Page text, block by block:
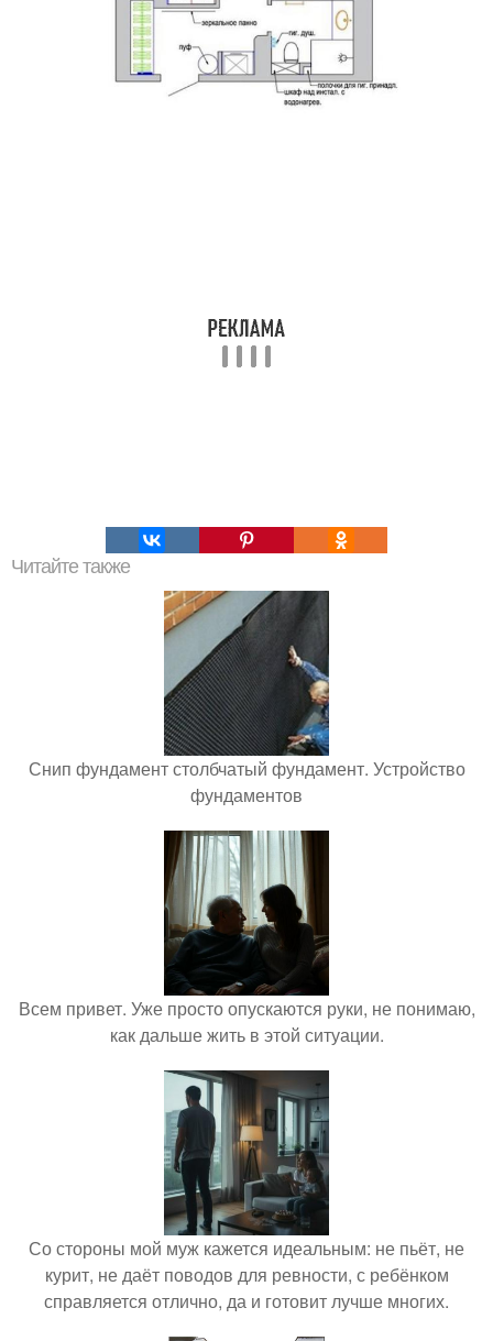
Читайте также
Снип фундамент столбчатый фундамент. Устройство
фундаментов
Всем привет. Уже просто опускаются руки, не понимаю,
как дальше жить в этой ситуации.
Со стороны мой муж кажется идеальным: не пьёт, не
курит, не даёт поводов для ревности, с ребёнком
справляется отлично, да и готовит лучше многих.